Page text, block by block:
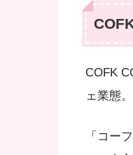
COFK
ェ業態。
「コー